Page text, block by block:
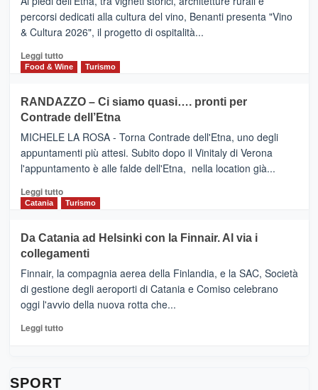
Alcantara
nei
primi
nella
classifica
PALACE
TAORMINA,
UN
HOTEL
FOUR
IL
NUOVO
SUMMER
CLUB
percorsi dedicati alla cultura del vino, Benanti presenta "Vino
& Cultura 2026", il progetto di ospitalità...
Leggi tuttoLeggi
di
VIAGRANDE
(Ct)
–
Benanti
presenta
“Vino
&
Cultura
tappe
dell’enoturismo
Food & Wine Turismo
RANDAZZO – Ci siamo quasi…. pronti per
Contrade dell’Etna
MICHELE LA ROSA - Torna Contrade dell'Etna, uno degli
appuntamenti più attesi. Subito dopo il Vinitaly di Verona
l'appuntamento è alle falde dell'Etna, nella location già...
Leggi tuttoLeggi
di
RANDAZZO
–
Ci
siamo
quasi….
pronti
per
Catania Turismo
Da Catania ad Helsinki con la Finnair. Al via i
collegamenti
Finnair, la compagnia aerea della Finlandia, e la SAC, Società
di gestione degli aeroporti di Catania e Comiso celebrano
oggi l'avvio della nuova rotta che...
Leggi tuttoLeggi
SPORT